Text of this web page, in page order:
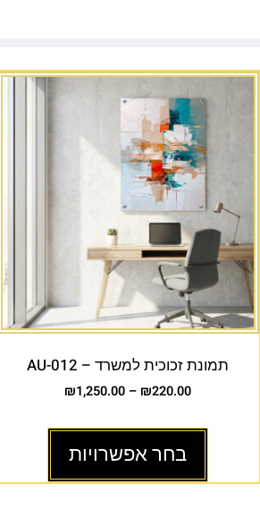
תמונת זכוכית למשרד – AU-012
₪220.00
–
₪1,250.00
בחר אפשרויות